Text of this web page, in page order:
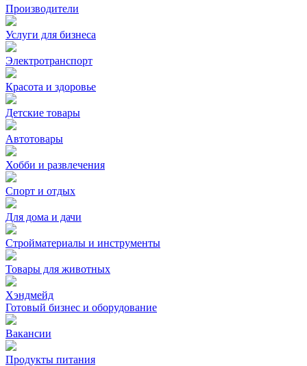
Производители
Услуги для бизнеса
Электротранспорт
Красота и здоровье
Детские товары
Автотовары
Хобби и развлечения
Спорт и отдых
Для дома и дачи
Стройматериалы и инструменты
Товары для животных
Хэндмейд
Готовый бизнес и оборудование
Вакансии
Продукты питания